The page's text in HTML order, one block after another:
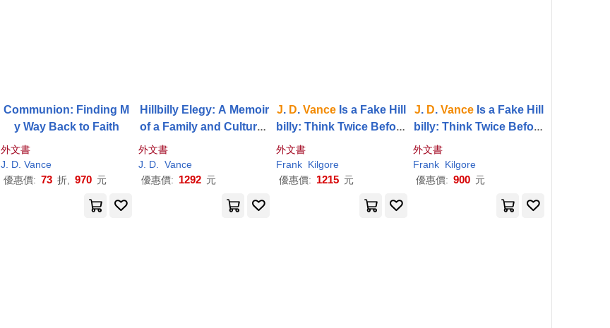
Communion: Finding M
y Way Back to Faith
外文書
J
D .Vance
優惠價: 73 折, 970 元
Hillbilly Elegy: A Memoir
of a Family and Culture i
外文書
J
D
Vance
優惠價: 1292 元
J. D.Vance Is a Fake Hill
billy: Think Twice Before
Calling (All) Coalfield Ap
palachians Racists, Sexi
sts, and
外文書
Frank Kilgore
優惠價: 1215 元
J. D. VanceIs a Fake Hill
billy: Think Twice Before
Calling (All) Coalfield Ap
palachians Racists, Sexi
sts, and
外文書
Frank Kilgore
優惠價: 900 元